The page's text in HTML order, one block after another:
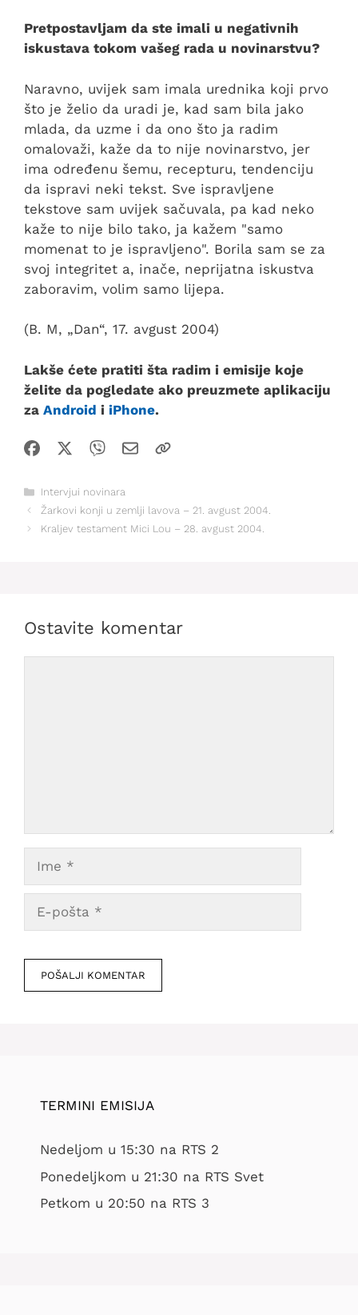
Pretpostavljam da ste imali u negativnih
iskustava tokom vašeg rada u novinarstvu?
Naravno, uvijek sam imala urednika koji prvo
što je želio da uradi je, kad sam bila jako
mlada, da uzme i da ono što ja radim
omalovaži, kaže da to nije novinarstvo, jer
ima određenu šemu, recepturu, tendenciju
da ispravi neki tekst. Sve ispravljene
tekstove sam uvijek sačuvala, pa kad neko
kaže to nije bilo tako, ja kažem "samo
momenat to je ispravljeno". Borila sam se za
svoj integritet a, inače, neprijatna iskustva
zaboravim, volim samo lijepa.
(B. M, „Dan“, 17. avgust 2004)
Lakše ćete pratiti šta radim i emisije koje
želite da pogledate ako preuzmete aplikaciju
za Android i iPhone.
Kategorije
Intervjui novinara
Žarkovi konji u zemlji lavova – 21. avgust 2004.
Kraljev testament Mici Lou – 28. avgust 2004.
Ostavite komentar
pošta
mesto
TERMINI EMISIJA
Nedeljom u 15:30 na RTS 2
Ponedeljkom u 21:30 na RTS Svet
Petkom u 20:50 na RTS 3